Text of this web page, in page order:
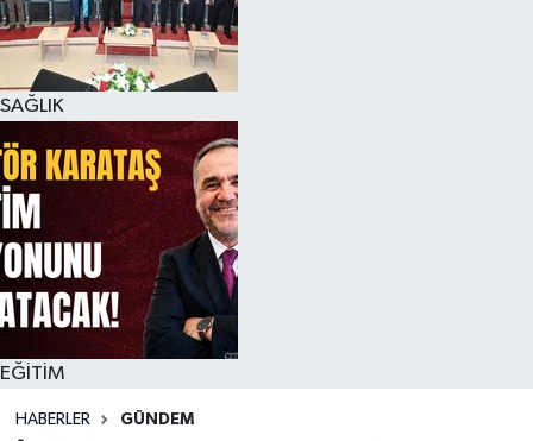
SAĞLIK
EĞİTİM
HABERLER GÜNDEM